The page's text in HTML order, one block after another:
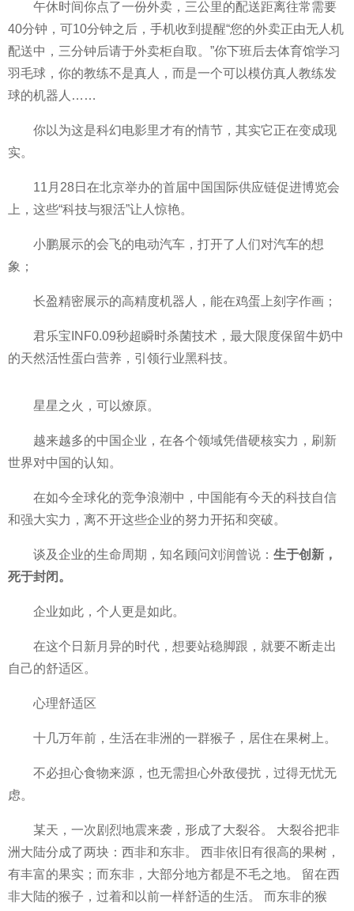
午休时间你点了一份外卖，三公里的配送距离往常需要
40分钟，可10分钟之后，手机收到提醒“您的外卖正由无人机
配送中，三分钟后请于外卖柜自取。”你下班后去体育馆学习
羽毛球，你的教练不是真人，而是一个可以模仿真人教练发
球的机器人……
你以为这是科幻电影里才有的情节，其实它正在变成现
实。
11月28日在北京举办的首届中国国际供应链促进博览会
上，这些“科技与狠活”让人惊艳。
小鹏展示的会飞的电动汽车，打开了人们对汽车的想
象；
长盈精密展示的高精度机器人，能在鸡蛋上刻字作画；
君乐宝INF0.09秒超瞬时杀菌技术，最大限度保留牛奶中
的天然活性蛋白营养，引领行业黑科技。
星星之火，可以燎原。
越来越多的中国企业，在各个领域凭借硬核实力，刷新
世界对中国的认知。
在如今全球化的竞争浪潮中， 中国能有今天的科技自信
和强大实力，离不开这些企业的努力开拓和突破。
谈及企业的生命周期，知名顾问刘润曾说： 生于创新，
死于封闭。
企业如此，个人更是如此。
在这个日新月异的时代，想要站稳脚跟，就要不断走出
自己的舒适区。
心理舒适区
十几万年前，生活在非洲的一群猴子，居住在果树上。
不必担心食物来源，也无需担心外敌侵扰，过得无忧无
虑。
某天，一次剧烈地震来袭，形成了大裂谷。 大裂谷把非
洲 大陆分成了两块：西非和东非。 西非依旧有很高的果树，
有丰富的果实；而东非，大部分地方都是不毛之地。 留在西
非大陆的猴子，过着和以前一样舒适的生活。 而东非的猴